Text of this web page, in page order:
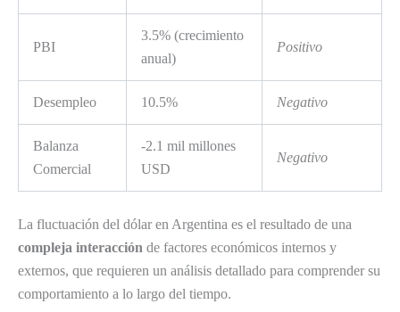
PBI
3.5% (crecimiento
anual)
Positivo
Desempleo 10.5% Negativo
Balanza
Comercial
-2.1 mil millones
USD
Negativo
La fluctuación del dólar en Argentina es el resultado de una
compleja interacción de factores económicos internos y
externos, que requieren un análisis detallado para comprender su
comportamiento a lo largo del tiempo.